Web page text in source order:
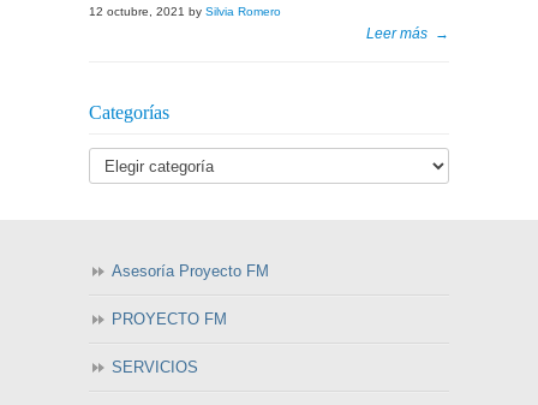
12 octubre, 2021 by Silvia Romero
Leer más →
Categorías
Asesoría Proyecto FM
PROYECTO FM
SERVICIOS